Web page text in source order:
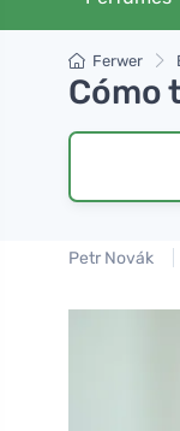
Ferwer
Cómo
Petr Novák